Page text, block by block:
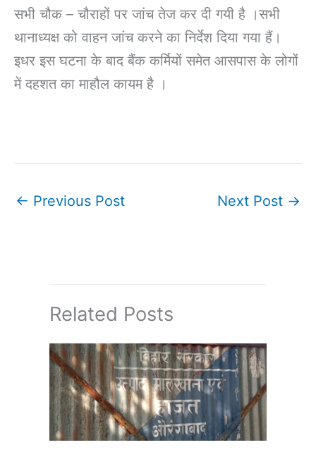
सभी चौक – चौराहों पर जांच तेज कर दी गयी है ।सभी
थानाध्यक्ष को वाहन जांच करने का निर्देश दिया गया हैं।
इधर इस घटना के बाद बैंक कर्मियों समेत आसपास के लोगों
में दहशत का माहौल कायम है ।
← Previous Post Next Post →
Related Posts